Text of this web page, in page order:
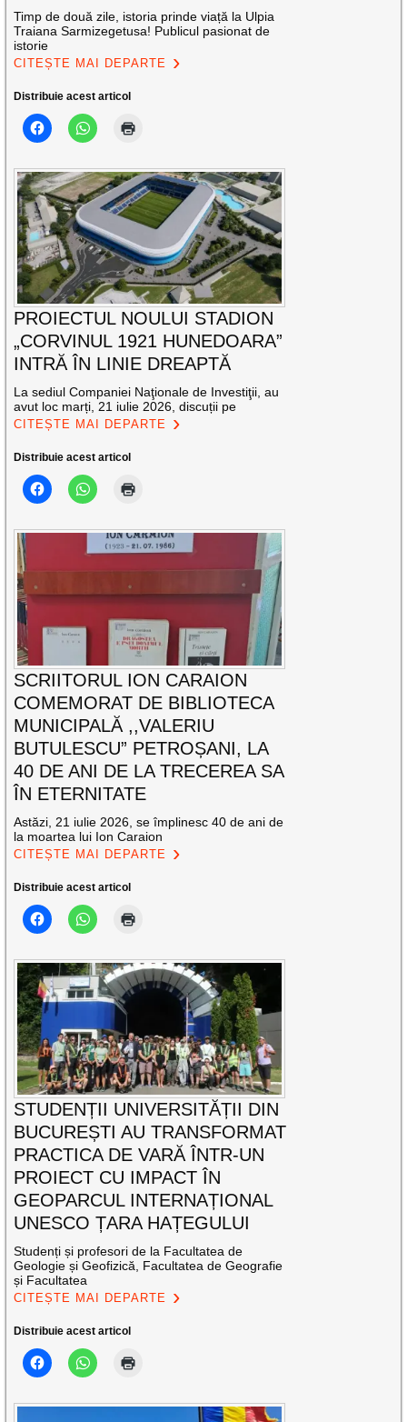
Timp de două zile, istoria prinde viață la Ulpia
Traiana Sarmizegetusa! Publicul pasionat de
istorie
CITEȘTE MAI DEPARTE
Distribuie acest articol
PROIECTUL NOULUI STADION
„CORVINUL 1921 HUNEDOARA”
INTRĂ ÎN LINIE DREAPTĂ
La sediul Companiei Naţionale de Investiţii, au
avut loc marți, 21 iulie 2026, discuții pe
CITEȘTE MAI DEPARTE
Distribuie acest articol
SCRIITORUL ION CARAION
COMEMORAT DE BIBLIOTECA
MUNICIPALĂ ,,VALERIU
BUTULESCU” PETROȘANI, LA
40 DE ANI DE LA TRECEREA SA
ÎN ETERNITATE
Astăzi, 21 iulie 2026, se împlinesc 40 de ani de
la moartea lui Ion Caraion
CITEȘTE MAI DEPARTE
Distribuie acest articol
STUDENȚII UNIVERSITĂȚII DIN
BUCUREȘTI AU TRANSFORMAT
PRACTICA DE VARĂ ÎNTR-UN
PROIECT CU IMPACT ÎN
GEOPARCUL INTERNAȚIONAL
UNESCO ȚARA HAȚEGULUI
Studenți și profesori de la Facultatea de
Geologie și Geofizică, Facultatea de Geografie
și Facultatea
CITEȘTE MAI DEPARTE
Distribuie acest articol